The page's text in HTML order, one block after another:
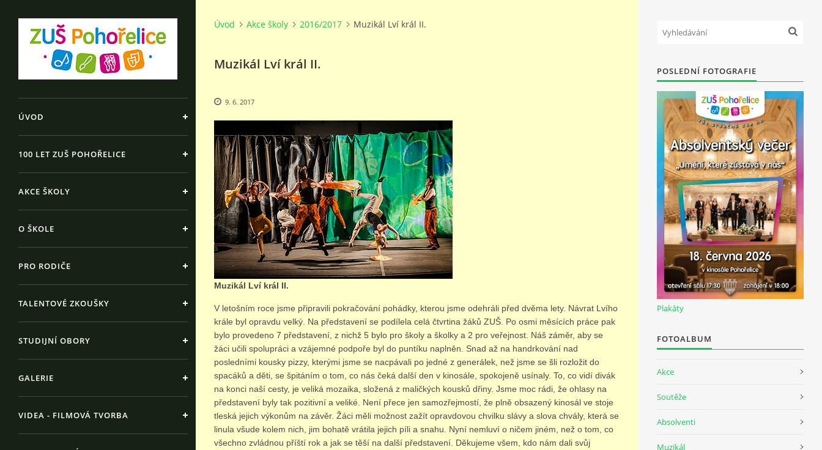
ÚVOD
100 LET ZUŠ POHOŘELICE
AKCE ŠKOLY
O ŠKOLE
PRO RODIČE
TALENTOVÉ ZKOUŠKY
STUDIJNÍ OBORY
GALERIE
VIDEA - FILMOVÁ TVORBA
Úvod Akce školy 2016/2017 Muzikál Lví král II.
Muzikál Lví král II.
9. 6. 2017
Muzikál Lví král II.
V letošním roce jsme připravili pokračování pohádky, kterou jsme odehráli před dvěma lety. Návrat Lvího
krále byl opravdu velký. Na představení se podílela celá čtvrtina žáků ZUŠ. Po osmi měsících práce pak
bylo provedeno 7 představení, z nichž 5 bylo pro školy a školky a 2 pro veřejnost. Náš záměr, aby se
žáci učili spolupráci a vzájemné podpoře byl do puntíku naplněn. Snad až na handrkování nad
posledními kousky pizzy, kterými jsme se nacpávali po jedné z generálek, než jsme se šli rozložit do
spacáků a děti, se špitáním o tom, co nás čeká další den v kinosále, spokojeně usínaly. To, co vidí divák
na konci naší cesty, je veliká mozaika, složená z maličkých kousků dřiny. Jsme moc rádi, že ohlasy na
představení byly tak pozitivní a veliké. Není přece jen samozřejmostí, že plně obsazený kinosál ve stoje
tleská jejich výkonům na závěr. Žáci měli možnost zažít opravdovou chvilku slávy a slova chvály, která se
linula všude kolem nich, jim bohatě vrátila jejich píli a snahu. Nyní nemluví o ničem jiném, než o tom, co
všechno zvládnou příští rok a jak se těší na další představení. Děkujeme všem, kdo nám dali svůj
POSLEDNÍ FOTOGRAFIE
Plakáty
FOTOALBUM
Akce
Soutěže
Absolventi
Muzikál